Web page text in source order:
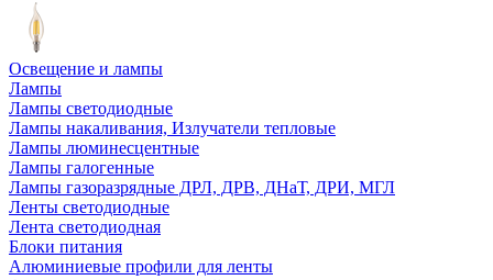
Освещение и лампы
Лампы
Лампы светодиодные
Лампы накаливания, Излучатели тепловые
Лампы люминесцентные
Лампы галогенные
Лампы газоразрядные ДРЛ, ДРВ, ДНаТ, ДРИ, МГЛ
Ленты светодиодные
Лента светодиодная
Блоки питания
Алюминиевые профили для ленты